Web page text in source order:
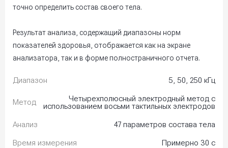
точно определить состав своего тела.
Результат анализа, содержащий диапазоны норм
показателей здоровья, отображается как на экране
анализатора, так и в форме полностраничного отчета.
Диапазон 5, 50, 250 кГц
Метод
Четырехполюсный электродный метод с
использованием восьми тактильных электродов
Анализ
47 параметров состава тела
Время измерения
Примерно 30 с